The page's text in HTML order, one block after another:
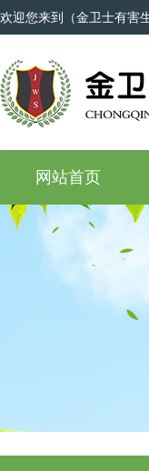
欢迎您来到（金卫士有害
网站首页